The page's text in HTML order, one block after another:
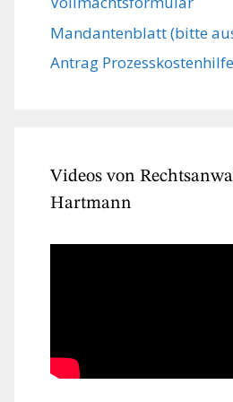
Mandanten­blatt (bitte
Antrag
Videos von
Hartmann